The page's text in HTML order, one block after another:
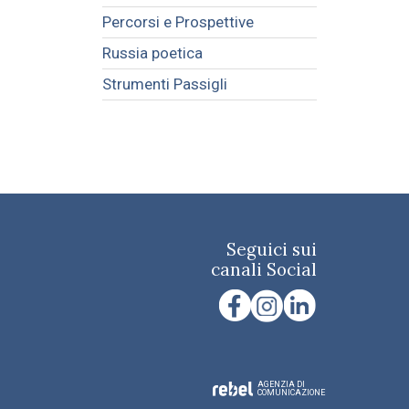
Percorsi e Prospettive
Russia poetica
Strumenti Passigli
Seguici sui
canali Social
AGENZIA DI
COMUNICAZIONE